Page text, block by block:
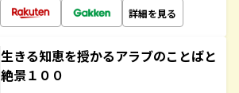
詳細を見る
生きる知恵を授かるアラブのことばと
絶景１００